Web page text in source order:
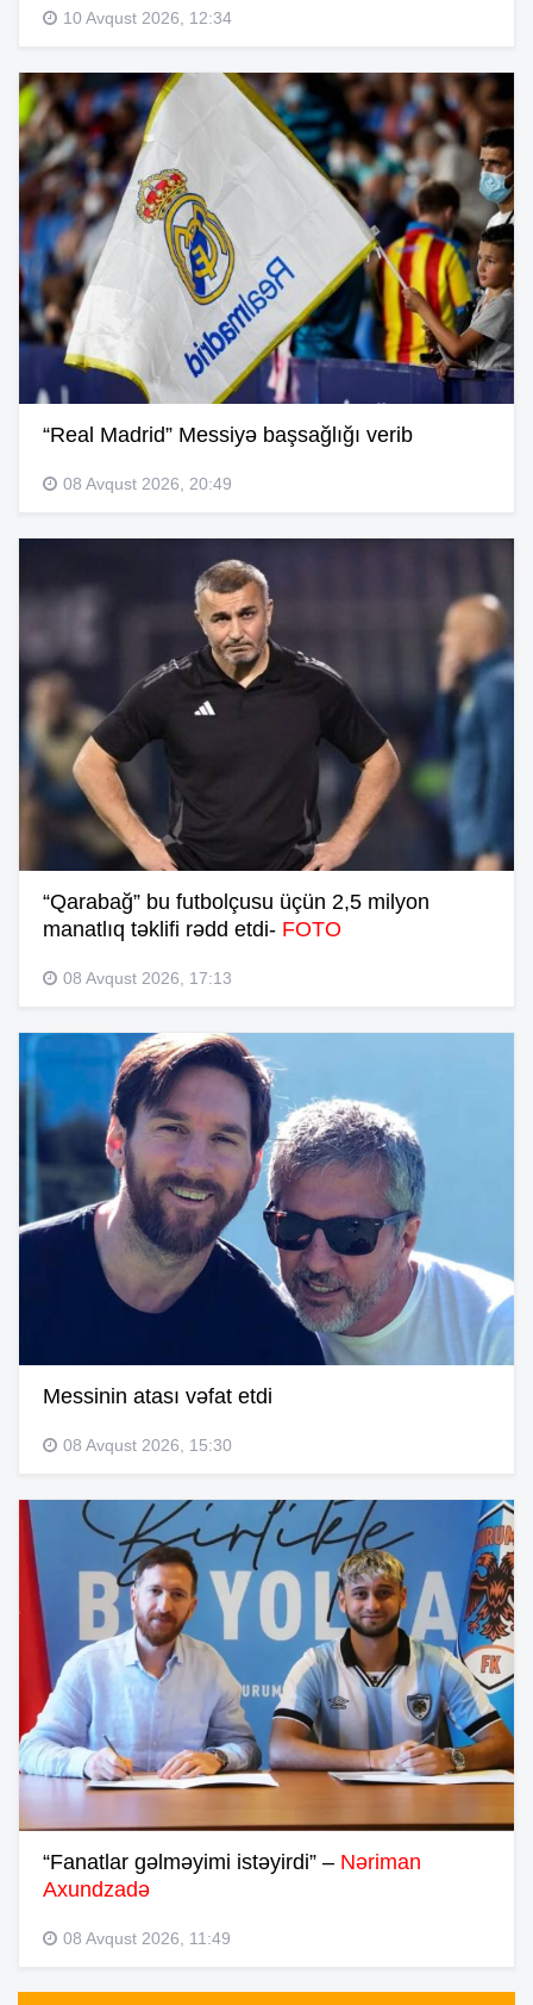
10 Avqust 2026, 12:34
“Real Madrid” Messiyə başsağlığı verib
08 Avqust 2026, 20:49
“Qarabağ” bu futbolçusu üçün 2,5 milyon
manatlıq təklifi rədd etdi- FOTO
08 Avqust 2026, 17:13
Messinin atası vəfat etdi
08 Avqust 2026, 15:30
“Fanatlar gəlməyimi istəyirdi” – Nəriman
Axundzadə
08 Avqust 2026, 11:49